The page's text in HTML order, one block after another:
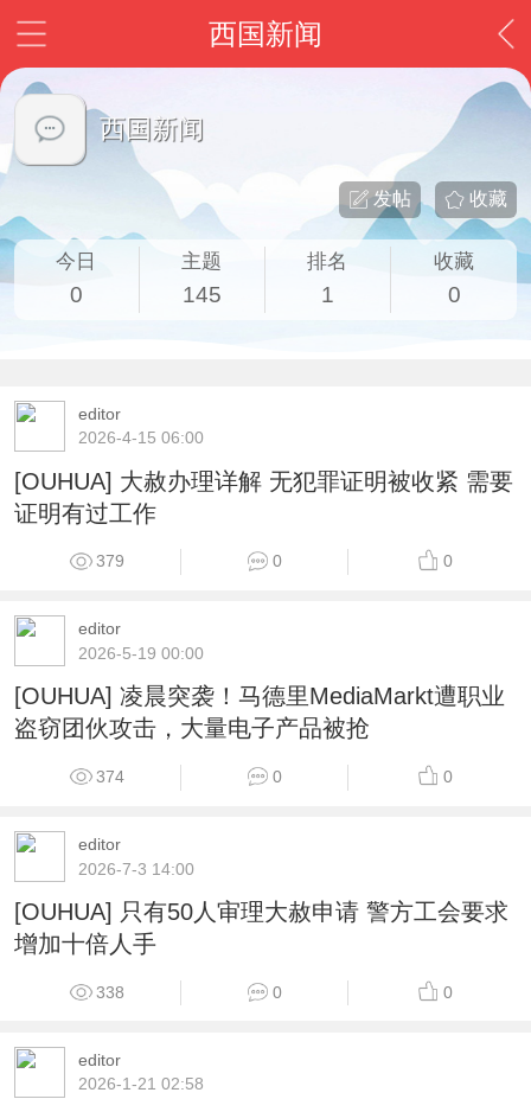
西国新闻
西国新闻
收藏
发帖
今日
0
主题
145
排名
1
收藏
0
editor
2026-4-15 06:00
[OUHUA] 大赦办理详解 无犯罪证明被收紧 需要
证明有过工作
379 0 0
editor
2026-5-19 00:00
[OUHUA] 凌晨突袭！马德里MediaMarkt遭职业
盗窃团伙攻击，大量电子产品被抢
374 0 0
editor
2026-7-3 14:00
[OUHUA] 只有50人审理大赦申请 警方工会要求
增加十倍人手
338 0 0
editor
2026-1-21 02:58